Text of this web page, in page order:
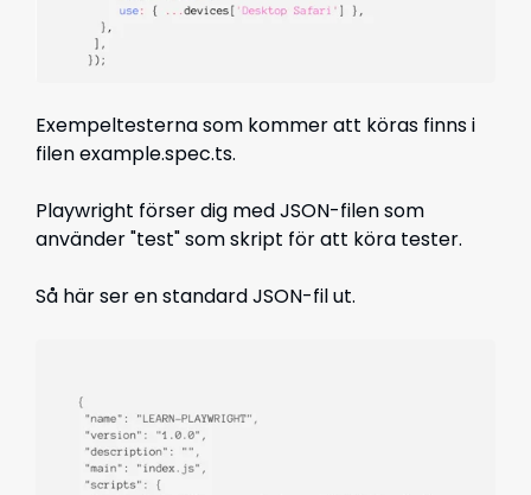
Exempeltesterna som kommer att köras finns i
filen example.spec.ts.
Playwright förser dig med JSON-filen som
använder "test" som skript för att köra tester.
Så här ser en standard JSON-fil ut.